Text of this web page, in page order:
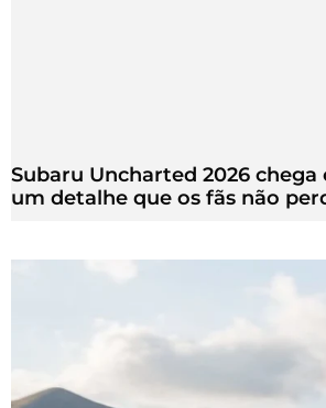
Subaru Uncharted 2026
um detalhe que os fãs não